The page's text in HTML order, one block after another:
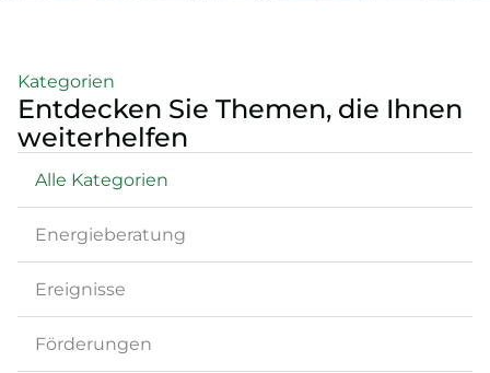
Kategorien
Entdecken Sie Themen, die Ihnen
weiterhelfen
Energieberatung
Ereignisse
Förderungen
Alle Kategorien